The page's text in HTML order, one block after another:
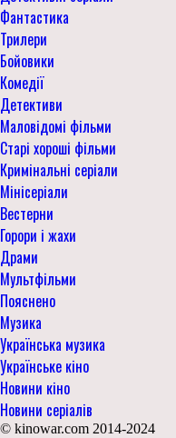
Фантастика
Трилери
Бойовики
Комедії
Детективи
Маловідомі фільми
Старі хороші фільми
Кримінальні серіали
Мінісеріали
Вестерни
Горори і жахи
Драми
Мультфільми
Пояснено
Музика
Українська музика
Українське кіно
Новини кіно
Новини серіалів
© kinowar.com 2014-2024